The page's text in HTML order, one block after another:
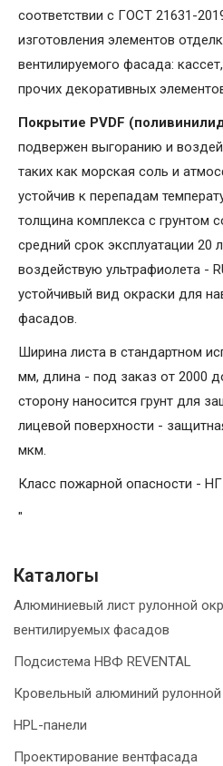
соответствии с ГОСТ 21631-
изготовления элементов
вентилируемого фасада:
прочих декоративных
Покрытие PVDF
подвержен выгоранию и
таких как морская соль и
устойчив к перепадам
толщина комплекса с грунтом
средний срок эксплуатации 20
воздействую ультрафиолета -
устойчивый вид окраски для
фасадов.
Ширина листа в стандартном
мм, длина - под заказ от 2000
сторону наносится грунт для
лицевой поверхности -
мкм.
Класс пожарной опасности -
"
Каталогы
Алюминиевый лист рулонной
вентилируемых фасадов
Подсистема НВФ REVENTAL
Кровельный алюминий рулонной
HPL-панели
Проектирование вентфасада